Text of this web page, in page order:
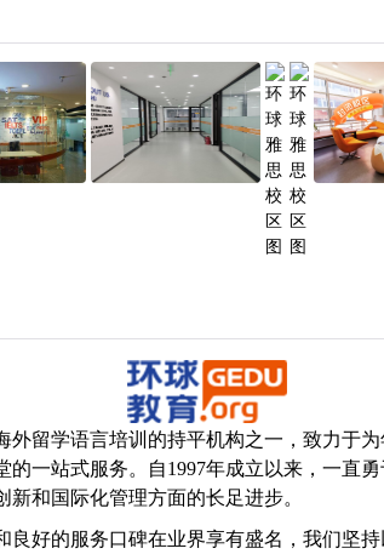
外留学语言培训的持平机构之一，致力于
一站式服务。自1997年成立以来，一直勇
和国际化管理方面的长足进步。
良好的服务口碑在业界享有盛名，我们坚